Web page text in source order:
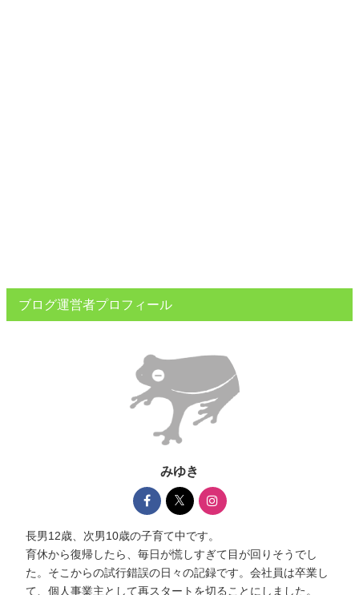
ブログ運営者プロフィール
みゆき
長男12歳、次男10歳の子育て中です。
育休から復帰したら、毎日が慌しすぎて目が回りそうでし
た。そこからの試行錯誤の日々の記録です。会社員は卒業し
て、個人事業主として再スタートを切ることにしました。